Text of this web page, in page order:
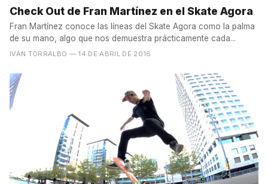
Check Out de Fran Martínez en el Skate Agora
Fran Martínez conoce las líneas del Skate Agora como la palma
de su mano, algo que nos demuestra prácticamente cada...
IVÁN TORRALBO — 14 DE ABRIL DE 2016